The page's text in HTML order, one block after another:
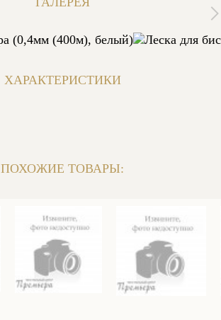
ХАРАКТЕРИСТИКИ
ПОХОЖИЕ ТОВАРЫ: